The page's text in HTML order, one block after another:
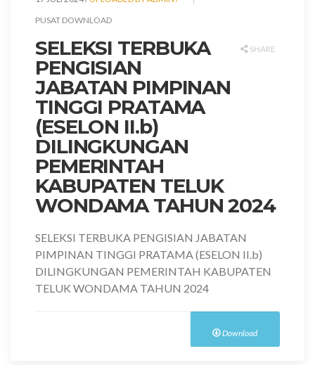
PUSAT DOWNLOAD
SHARE
SELEKSI TERBUKA
PENGISIAN
JABATAN PIMPINAN
TINGGI PRATAMA
(ESELON II.b)
DILINGKUNGAN
PEMERINTAH
KABUPATEN TELUK
WONDAMA TAHUN 2024
SELEKSI TERBUKA PENGISIAN JABATAN
PIMPINAN TINGGI PRATAMA (ESELON II.b)
DILINGKUNGAN PEMERINTAH KABUPATEN
TELUK WONDAMA TAHUN 2024
Download